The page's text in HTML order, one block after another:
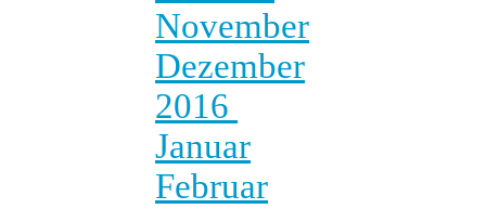
November
Dezember
2016
Januar
Februar